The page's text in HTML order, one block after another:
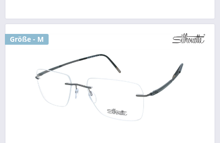
Größe - M